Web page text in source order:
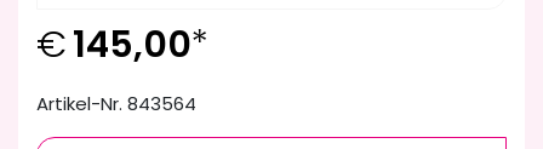
€145,00*
Artikel-Nr. 843564